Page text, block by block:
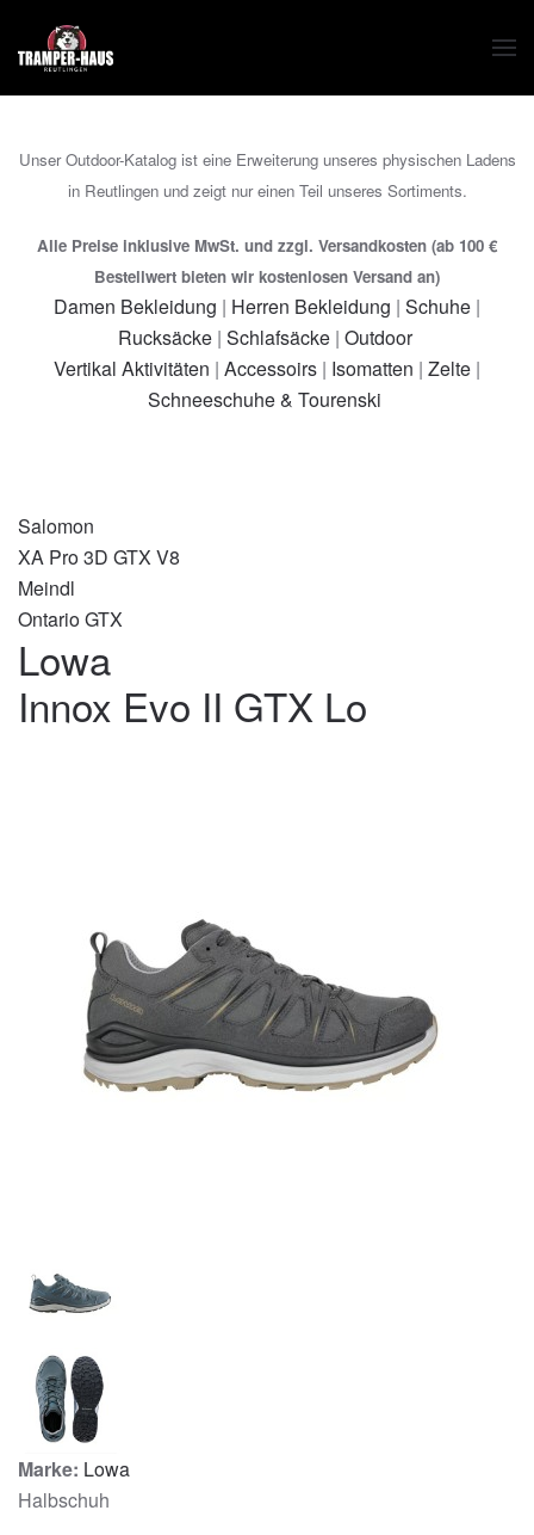
Zum Hauptinhalt springen
Unser Outdoor-Katalog ist eine Erweiterung unseres physischen Ladens
in Reutlingen und zeigt nur einen Teil unseres Sortiments.
Alle Preise inklusive MwSt. und zzgl. Versandkosten (ab 100 €
Bestellwert bieten wir kostenlosen Versand an)
Damen Bekleidung | Herren Bekleidung | Schuhe |
Rucksäcke| Schlafsäcke| Outdoor
Vertikal Aktivitäten | Accessoirs | Isomatten | Zelte |
Schneeschuhe & Tourenski
Salomon
XA Pro 3D GTX V8
Meindl
Ontario GTX
Lowa
Innox Evo II GTX Lo
Marke: Lowa
Halbschuh